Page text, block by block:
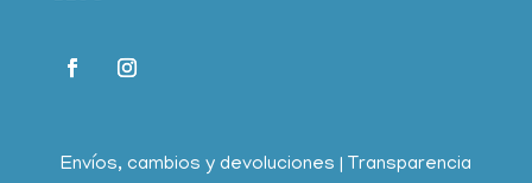
Envíos, cambios y devoluciones | Transparencia